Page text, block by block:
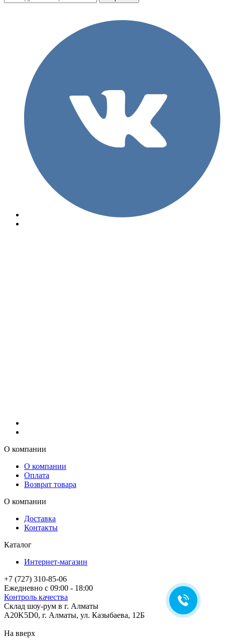
О компании
О компании
Оплата
Возврат товара
О компании
Доставка
Контакты
Каталог
Интернет-магазин
+7 (727) 310-85-06
Ежедневно с 09:00 - 18:00
Контроль качества
Склад шоу-рум в г. Алматы
A20K5D0, г. Алматы, ул. Казыбаева, 12Б
На вверх